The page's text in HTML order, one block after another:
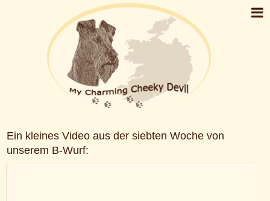
Ein kleines Video aus der siebten Woche von
unserem B-Wurf: